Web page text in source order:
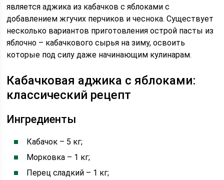
является аджика из кабачков с яблоками с
добавлением жгучих перчиков и чеснока. Существует
несколько вариантов приготовления острой пасты из
яблочно – кабачкового сырья на зиму, освоить
которые под силу даже начинающим кулинарам.
Кабачковая аджика с яблоками:
классический рецепт
Ингредиенты
Кабачок – 5 кг;
Морковка – 1 кг;
Перец сладкий – 1 кг;